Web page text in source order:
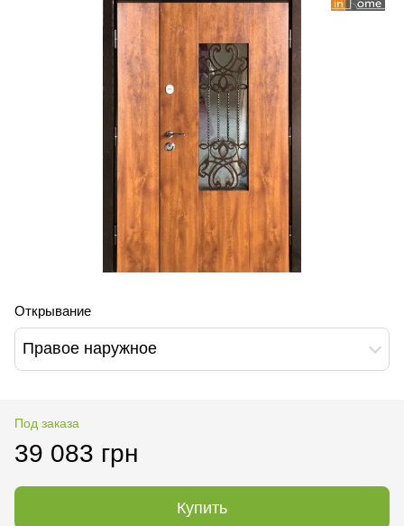
Открывание
Правое наружное
Под заказа
39 083 грн
Купить